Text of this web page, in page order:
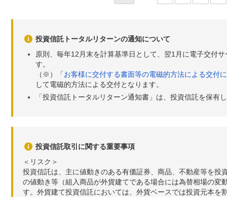
投資信託トータルリターンの通知について
原則、毎年12月末を計算基準日として、翌1月に電子交付
す。
（※）「お客様に交付する書面等の電磁的方法による交付
して電磁的方法による交付となります。
「投資信託トータルリターン通知書」は、投資信託を保有
投資信託取引に関する重要事項
＜リスク＞
投資信託は、主に値動きのある有価証券、商品、不動産等を
の値動き等（組入商品が外貨建てである場合には為替相場の
す。外貨建て投資信託においては、外貨ベースでは投資元本